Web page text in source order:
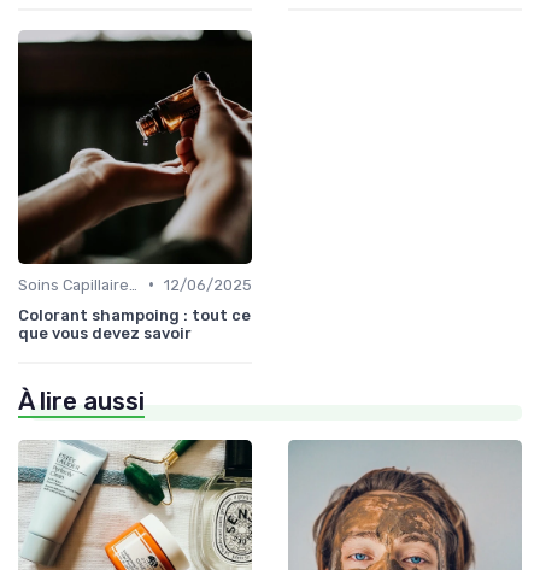
• 12/06/2025
Colorant shampoing : tout ce
que vous devez savoir
À lire aussi